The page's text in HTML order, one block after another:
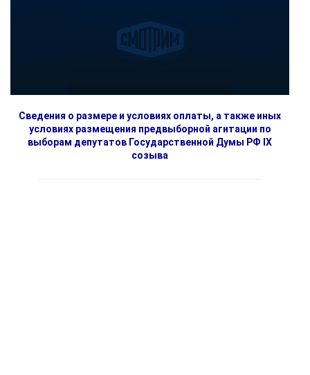
Сведения о размере и условиях оплаты, а также иных
условиях размещения предвыборной агитации по
выборам депутатов Государственной Думы РФ IX
созыва